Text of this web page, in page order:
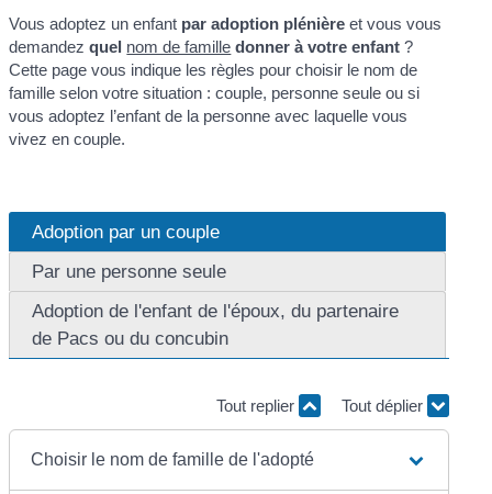
Vous adoptez un enfant par adoption plénière et vous vous
demandezquel nom de famille donner à votre enfant ?
Cette page vous indique les règles pour choisir le nom de
famille selon votre situation : couple, personne seule ou si
vous adoptez l’enfant de la personne avec laquelle vous
vivez en couple.
Adoption par un couple
Par une personne seule
Adoption de l'enfant de l'époux, du partenaire
de Pacs ou du concubin
Tout replier Tout déplier
Choisir le nom de famille de l'adopté